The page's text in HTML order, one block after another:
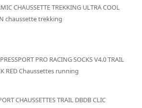
CHAUSSETTE TREKKING ULTRA COOL
chaussette trekking
PRO RACING SOCKS V4.0 TRAIL
RED Chaussettes running
CHAUSSETTES TRAIL DBDB CLIC